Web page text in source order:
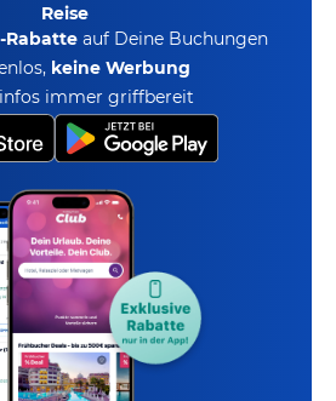
Reise
Rabatte auf Deine Buchungen
keine Werbung
immer griffbereit